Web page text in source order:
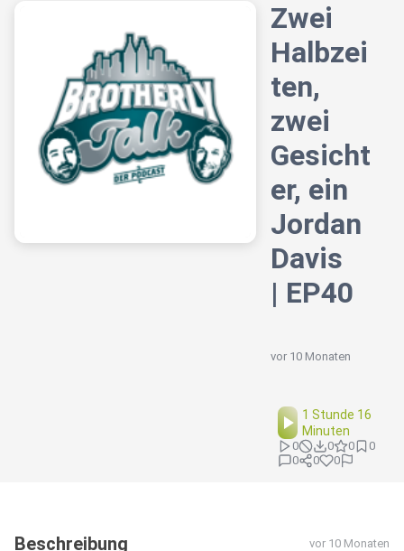
Zwei
Halbzei
ten,
zwei
Gesicht
er, ein
Jordan
Davis
| EP40
vor 10 Monaten
1 Stunde 16
Minuten
0 0 0
0
0
0 0
Beschreibung vor 10 Monaten